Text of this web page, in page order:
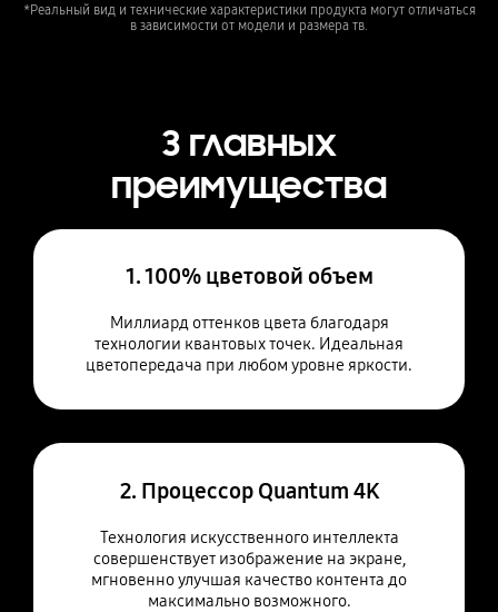
*Реальный вид и технические характеристики продукта могут отличаться
в зависимости от модели и размера тв.
3 главных
преимущества
1. 100% цветовой объем
Миллиард оттенков цвета благодаря
технологии квантовых точек. Идеальная
цветопередача при любом уровне яркости.
2. Процессор Quantum 4K
Технология искусственного интеллекта
совершенствует изображение на экране,
мгновенно улучшая качество контента до
максимально возможного.